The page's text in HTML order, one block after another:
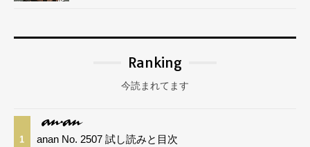
Ranking
今読まれてます
1 anan No. 2507 試し読みと目次